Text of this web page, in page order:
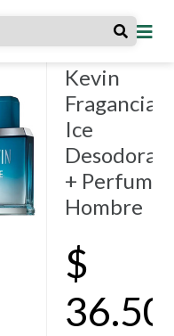
KITS- 18
Combo
Kevin
Fragancia
Ice
+ Perfume
Hombre
$